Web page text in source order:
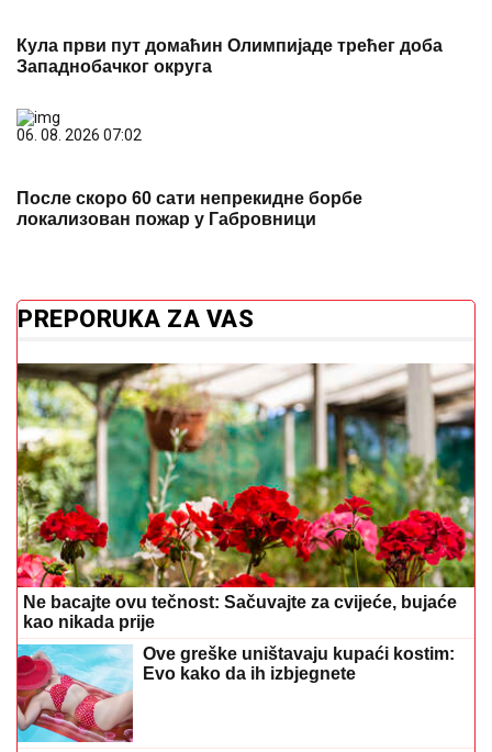
Кула први пут домаћин Олимпијаде трећег доба
Западнобачког округа
06. 08. 2026 07:02
После скоро 60 сати непрекидне борбе
локализован пожар у Габровници
PREPORUKA ZA VAS
Ne bacajte ovu tečnost: Sačuvajte za cvijeće, bujaće
kao nikada prije
Ove greške uništavaju kupaći kostim:
Evo kako da ih izbjegnete